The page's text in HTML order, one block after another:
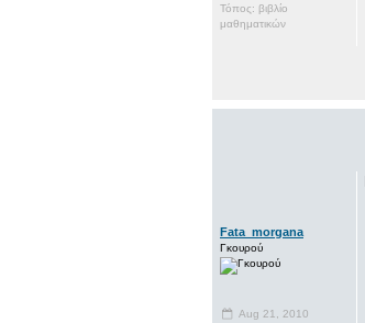
Τόπος: βιβλίο
μαθηματικών
Fata_morgana
Γκουρού
Aug 21, 2010